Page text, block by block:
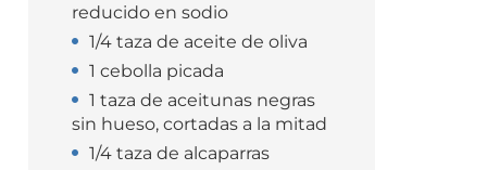
reducido en sodio
1/4 taza de aceite de oliva
1 cebolla picada
1 taza de aceitunas negras
sin hueso, cortadas a la mitad
1/4 taza de alcaparras